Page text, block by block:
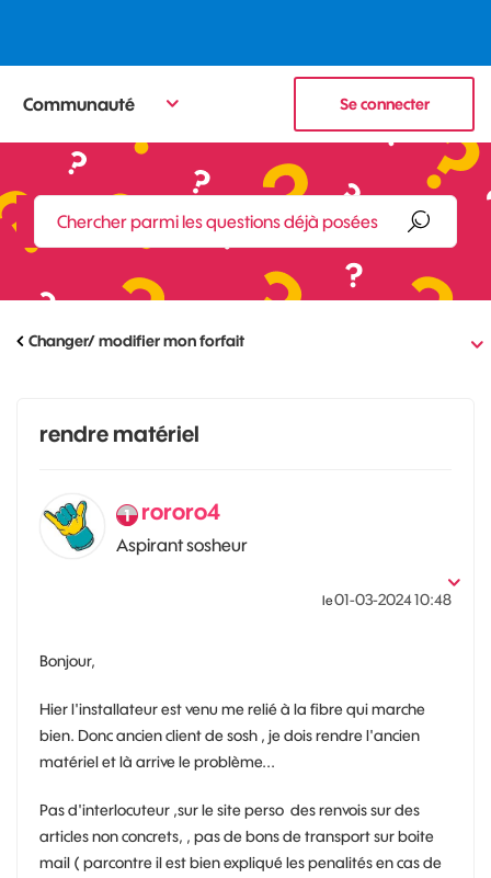
Communauté Se connecter
Changer/ modifier mon forfait
rendre matériel
rororo4
Aspirant sosheur
le‎01-03-202410:48
Bonjour,
Hier l'installateur est venu me relié à la fibre qui marche
bien. Donc ancien client de sosh , je dois rendre l'ancien
matériel et là arrive le problème...
Pas d'interlocuteur ,sur le site perso des renvois sur des
articles non concrets, , pas de bons de transport sur boite
mail ( parcontre il est bien expliqué les penalités en cas de